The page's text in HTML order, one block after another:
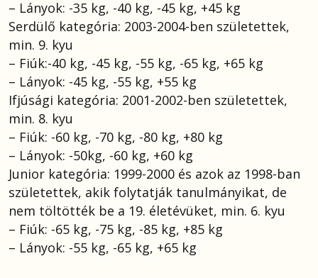
– Lányok: -35 kg, -40 kg, -45 kg, +45 kg
Serdülő kategória: 2003-2004-ben születettek,
min. 9. kyu
– Fiúk:-40 kg, -45 kg, -55 kg, -65 kg, +65 kg
– Lányok: -45 kg, -55 kg, +55 kg
Ifjúsági kategória: 2001-2002-ben születettek,
min. 8. kyu
– Fiúk: -60 kg, -70 kg, -80 kg, +80 kg
– Lányok: -50kg, -60 kg, +60 kg
Junior kategória: 1999-2000 és azok az 1998-ban
születettek, akik folytatják tanulmányikat, de
nem töltötték be a 19. életévüket, min. 6. kyu
– Fiúk: -65 kg, -75 kg, -85 kg, +85 kg
– Lányok: -55 kg, -65 kg, +65 kg